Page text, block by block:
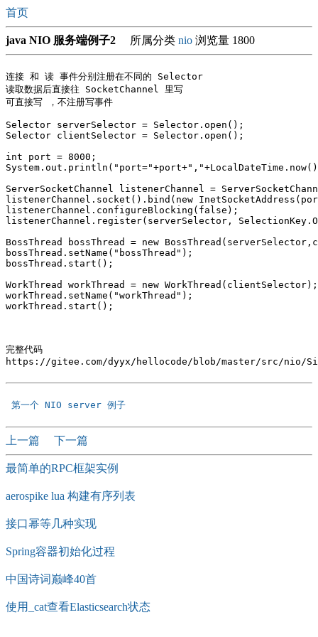
首页
java NIO 服务端例子2 所属分类 nio 浏览量 1800
连接 和 读 事件分别注册在不同的 Selector
读取数据后直接往 SocketChannel 里写
可直接写 ，不注册写事件
Selector serverSelector = Selector.open();
Selector clientSelector = Selector.open();
int port = 8000;
ServerSocketChannel listenerChannel =
listenerChannel.socket().bind(new
listenerChannel.configureBlocking(false);
listenerChannel.register(serverSelector,
BossThread bossThread = new
bossThread.setName("bossThread");
bossThread.start();
WorkThread workThread = new WorkThread(clientSelector);
workThread.setName("workThread");
workThread.start();
完整代码
https://gitee.com/dyyx/hellocode/blob/master/src/nio/
第一个 NIO server 例子
上一篇 下一篇
最简单的RPC框架实例
aerospike lua 构建有序列表
接口幂等几种实现
Spring容器初始化过程
中国诗词巅峰40首
使用_cat查看Elasticsearch状态